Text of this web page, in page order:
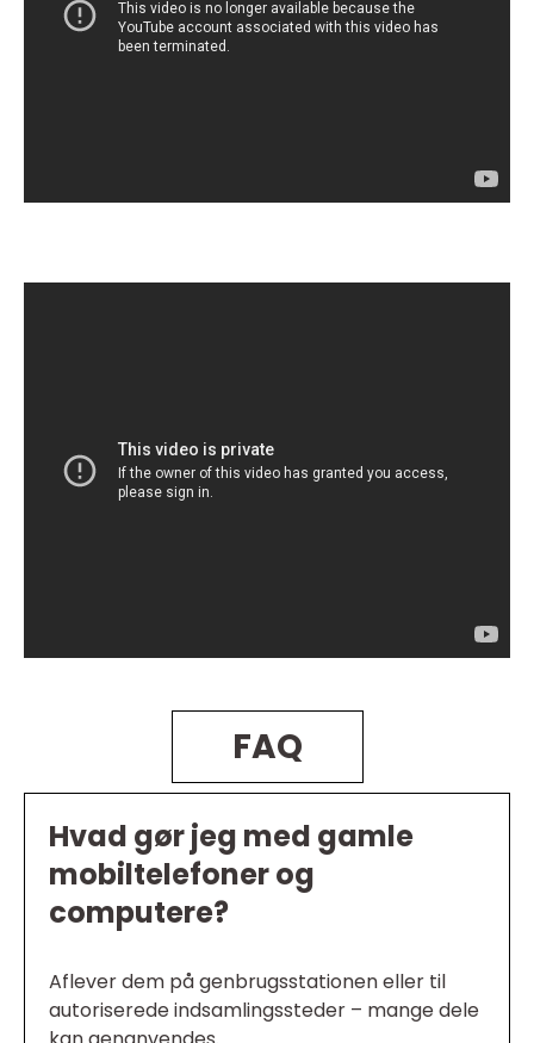
FAQ
Hvad gør jeg med gamle
mobiltelefoner og
computere?
Aflever dem på genbrugsstationen eller til
autoriserede indsamlingssteder – mange dele